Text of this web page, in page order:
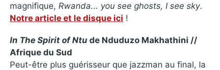
magnifique, Rwanda.​.​. you see ghosts, I see sky.
Notre article et le disque ici !
In The Spirit of Ntu de Nduduzo Makhathini //
Afrique du Sud
Peut-être plus guérisseur que jazzman au final, la